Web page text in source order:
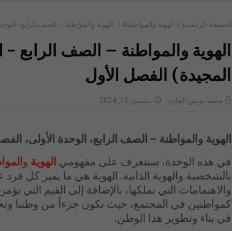
الصفحة الرئيسية الهوية والمواطنة4 الهوية والمواطنة – الصف الرابع -
الهوية والمواطنة – الصف الرابع -
المجيدة) الفصل الأول
محمد يونس الغادي ديسمبر 12, 2024
الهوية والمواطنة – الصف الرابع، الوحدة الأولى،
في هذه الوحدة، سنتعرف على مفهومي الهوية و
بالشخصية والهوية الذاتية. الهوية هي ما يميز كل
والاهتمامات التي نملكها، بالإضافة إلى القيم التي
كمواطنين في المجتمع، حيث نكون جزءاً من وطننا
في بناء وتطوير هذا الوطن.